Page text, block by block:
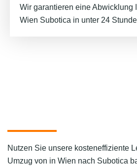
Wir garantieren eine Abwicklung
Wien Subotica in unter 24
Nutzen Sie unsere kosteneffiziente
Umzug von in Wien nach Subotica